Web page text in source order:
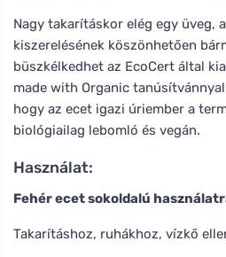
Nagy takarításkor elég egy üveg,
kiszerelésének köszönhetően
büszkélkedhet az EcoCert által
made with Organic
hogy az ecet igazi úriember a
biológiailag lebomló és vegán.
Használat:
Fehér ecet sokoldalú
Takarításhoz, ruhákhoz, vízkő